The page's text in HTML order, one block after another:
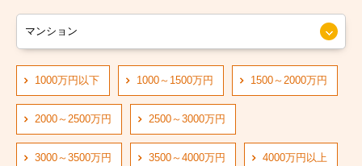
大阪市城東区
大阪市阿倍野区
大阪市住吉区
大阪市東住吉区
大阪市西成区
大阪市営長堀鶴見緑地線
大阪市営四つ橋線
阪神なんば線
阪急神戸線
1000万円以下 1000～1500万円 1500～2000万円
2000～2500万円 2500～3000万円
3000～3500万円 3500～4000万円 4000万円以上